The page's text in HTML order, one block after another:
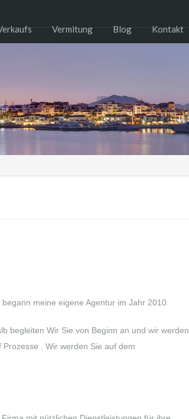
Vermitung Blog Kontakt
meine eigene Agentur im Jahr 2010.
begleiten Wir Sie von Beginn an und wir werden
. Wir werden Sie auf dem